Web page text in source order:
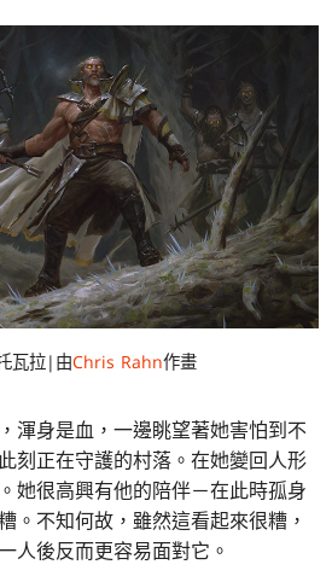
瓦拉|由Chris Rahn作畫
渾身是血，一邊眺望著她害怕到不
刻正在守護的村落。在她變回人形
她很高興有他的陪伴－在此時孤身
。不知何故，雖然這看起來很糟，
人後反而更容易面對它。